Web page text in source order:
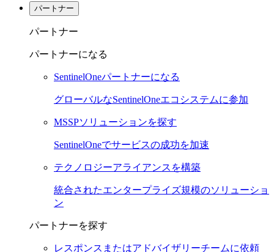
パートナー
パートナー
パートナーになる
SentinelOneパートナーになる
グローバルなSentinelOneエコシステムに参加
MSSPソリューションを探す
SentinelOneでサービスの成功を加速
テクノロジーアライアンスを構築
統合されたエンタープライズ規模のソリューショ
ン
パートナーを探す
レスポンスまたはアドバイザリーチームに依頼